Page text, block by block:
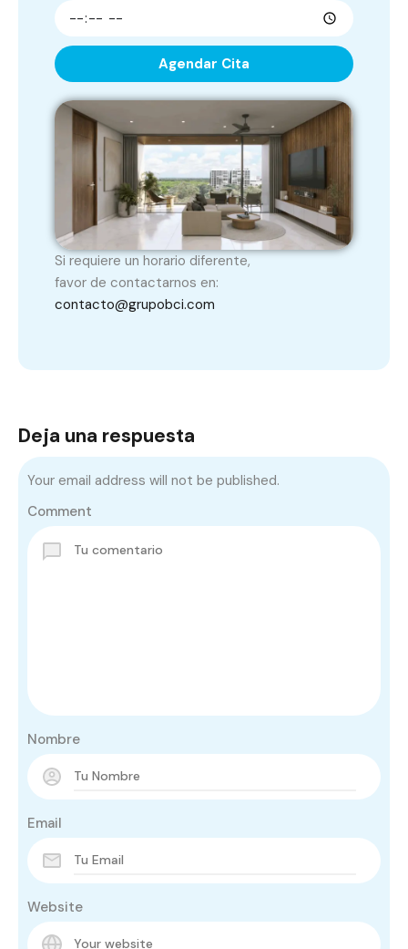
Agendar Cita
Si requiere un horario diferente,
favor de contactarnos en:
contacto@grupobci.com
Deja una respuesta
Your email address will not be published.
Comment
Nombre
Email
Website